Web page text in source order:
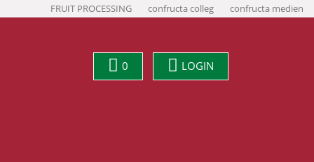
FRUIT PROCESSING confructa colleg confructa medien
0 LOGIN